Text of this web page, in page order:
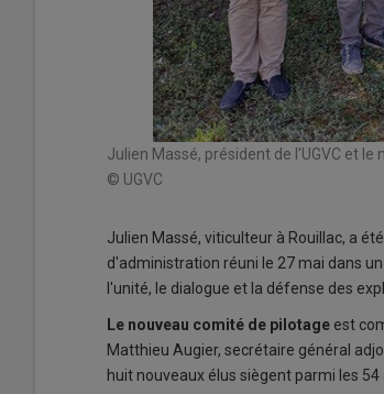
Julien Massé, président de l'UGVC et le
© UGVC
Julien Massé, viticulteur à Rouillac, a
d'administration réuni le 27 mai dans
l'unité, le dialogue et la défense des
Le nouveau comité de pilotage est
Matthieu Augier, secrétaire général
huit nouveaux élus siègent parmi les